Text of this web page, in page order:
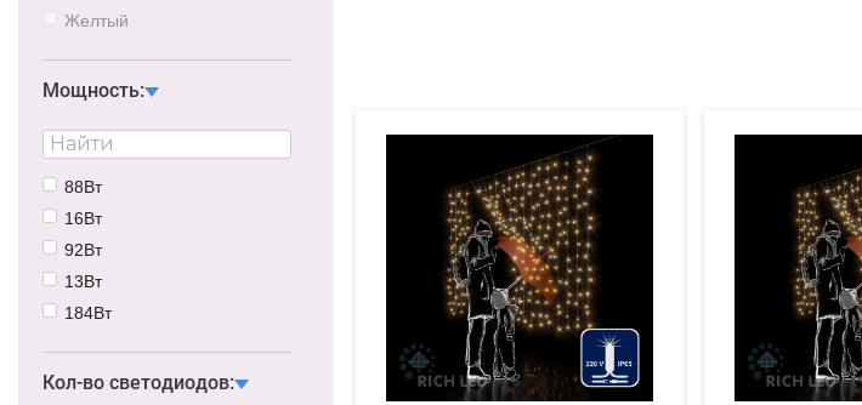
Желтый
Красный
Черный/прозрачный
Розовый
Белый/черный
Мультицвет
Сине-белый
Мощность:
88Вт
16Вт
92Вт
13Вт
184Вт
66Вт
Кол-во светодиодов: